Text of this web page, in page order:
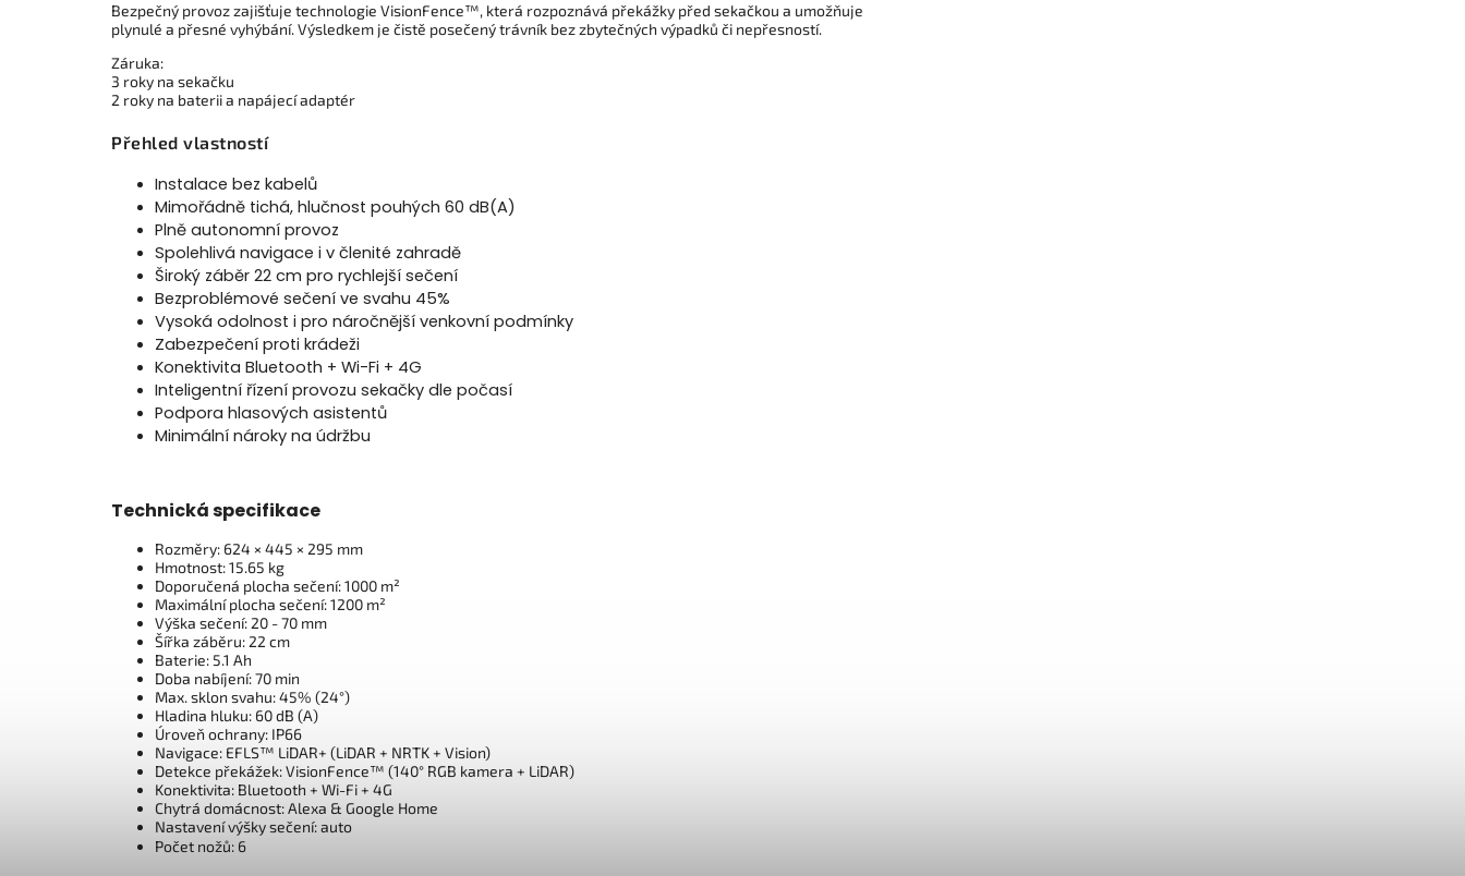
Bezpečný provoz zajišťuje technologie VisionFence™, která rozpoznává překážky před sekačkou a umožňuje
plynulé a přesné vyhýbání. Výsledkem je čistě posečený trávník bez zbytečných výpadků či nepřesností.
Záruka:
3 roky na sekačku
2 roky na baterii a napájecí adaptér
Přehled vlastností
Instalace bez kabelů
Mimořádně tichá, hlučnost pouhých 60 dB(A)
Plně autonomní provoz
Spolehlivá navigace i v členité zahradě
Široký záběr 22 cm pro rychlejší sečení
Bezproblémové sečení ve svahu 45%
Vysoká odolnost i pro náročnější venkovní podmínky
Zabezpečení proti krádeži
Konektivita Bluetooth + Wi-Fi + 4G
Inteligentní řízení provozu sekačky dle počasí
Podpora hlasových asistentů
Minimální nároky na údržbu
Technická specifikace
Rozměry: 624 × 445 × 295 mm
Hmotnost: 15.65 kg
Doporučená plocha sečení: 1000 m²
Maximální plocha sečení: 1200 m²
Výška sečení: 20 - 70 mm
Šířka záběru: 22 cm
Baterie: 5.1 Ah
Doba nabíjení: 70 min
Max. sklon svahu: 45% (24°)
Hladina hluku: 60 dB (A)
Úroveň ochrany: IP66
Navigace: EFLS™ LiDAR+ (LiDAR + NRTK + Vision)
Detekce překážek: VisionFence™ (140° RGB kamera + LiDAR)
Konektivita: Bluetooth + Wi-Fi + 4G
Chytrá domácnost: Alexa & Google Home
Nastavení výšky sečení: auto
Počet nožů: 6